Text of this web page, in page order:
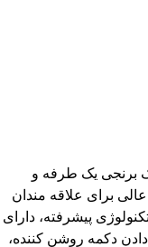
برنجی یک طرفه و
عالی برای علاقه مندان
پیشرفته، دارای
دکمه روشن کننده،